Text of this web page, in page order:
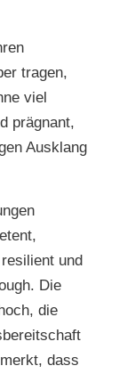
tragen,
viel
prägnant,
Ausklang
und
Die
die
dass